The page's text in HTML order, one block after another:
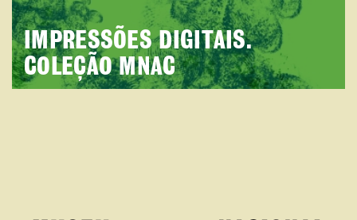
IMPRESSÕES DIGITAIS.
COLEÇÃO MNAC